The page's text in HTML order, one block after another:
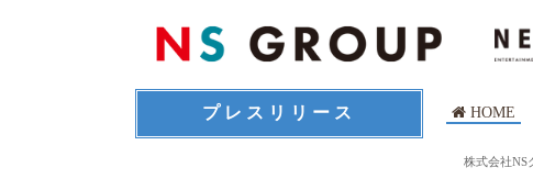
プレスリリース HOME
株式会社NS